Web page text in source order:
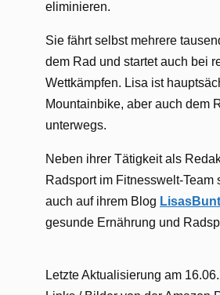
eliminieren.
Sie fährt selbst mehrere
dem Rad und startet auch bei
Wettkämpfen. Lisa ist
Mountainbike, aber auch dem
unterwegs.
Neben ihrer Tätigkeit als
Radsport im Fitnesswelt-Team
auch auf ihrem Blog
gesunde Ernährung und
Letzte Aktualisierung am